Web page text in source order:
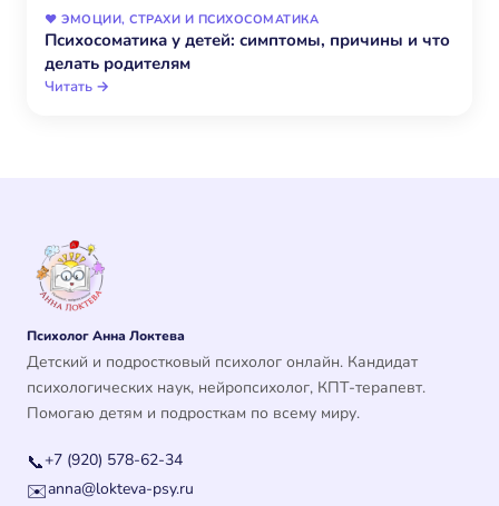
❤️ ЭМОЦИИ, СТРАХИ И ПСИХОСОМАТИКА
Психосоматика у детей: симптомы, причины и что
делать родителям
Читать →
Психолог Анна Локтева
Детский и подростковый психолог онлайн. Кандидат
психологических наук, нейропсихолог, КПТ-терапевт.
Помогаю детям и подросткам по всему миру.
📞+7 (920) 578-62-34
✉️anna@lokteva-psy.ru